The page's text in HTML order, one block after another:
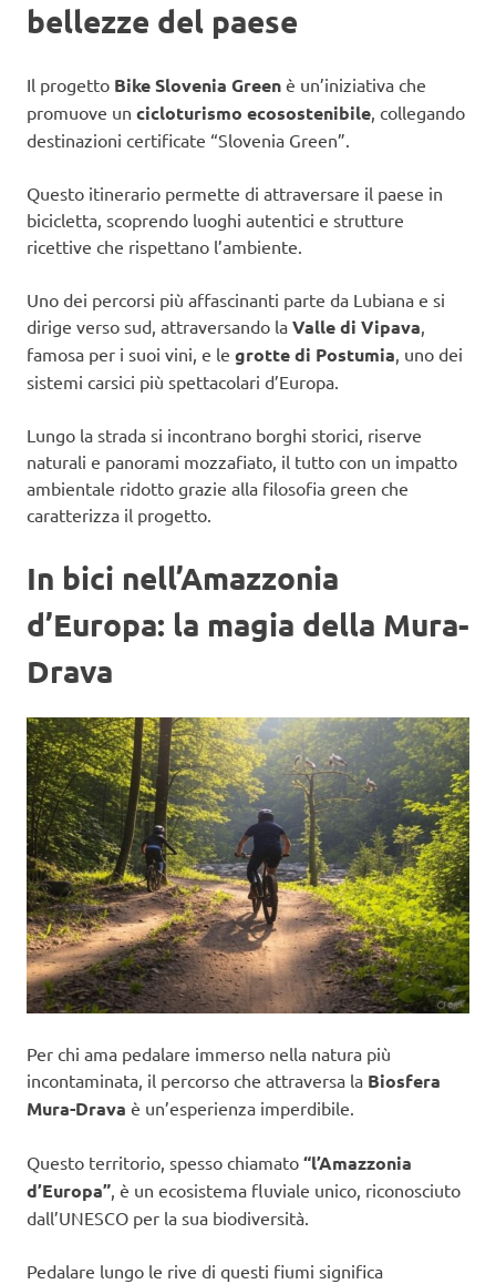
bellezze del paese
Il progetto Bike Slovenia Green è un’iniziativa che
promuove un cicloturismo ecosostenibile, collegando
destinazioni certificate “Slovenia Green”.
Questo itinerario permette di attraversare il paese in
bicicletta, scoprendo luoghi autentici e strutture
ricettive che rispettano l’ambiente.
Uno dei percorsi più affascinanti parte da Lubiana e si
dirige verso sud, attraversando la Valle di Vipava,
famosa per i suoi vini, e le grotte di Postumia, uno dei
sistemi carsici più spettacolari d’Europa.
Lungo la strada si incontrano borghi storici, riserve
naturali e panorami mozzafiato, il tutto con un impatto
ambientale ridotto grazie alla filosofia green che
caratterizza il progetto.
In bici nell’Amazzonia
d’Europa: la magia della Mura-
Drava
Per chi ama pedalare immerso nella natura più
incontaminata, il percorso che attraversa la Biosfera
Mura-Drava è un’esperienza imperdibile.
Questo territorio, spesso chiamato “l’Amazzonia
d’Europa” , è un ecosistema fluviale unico, riconosciuto
dall’UNESCO per la sua biodiversità.
Pedalare lungo le rive di questi fiumi significa